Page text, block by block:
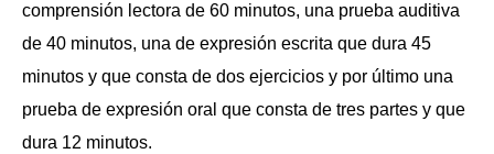
comprensión lectora de 60 minutos, una prueba auditiva
de 40 minutos, una de expresión escrita que dura 45
minutos y que consta de dos ejercicios y por último una
prueba de expresión oral que consta de tres partes y que
dura 12 minutos.